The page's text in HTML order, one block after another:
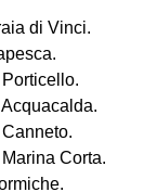
di Vinci.
Corta.